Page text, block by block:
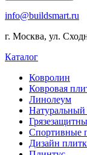
best
online
offering
wide
range
games
features.
info@buildsmart.ru
г. Москва, ул.
Каталог
Ковролин
Ковровая
Линолеум
Спортивные
Дизайн